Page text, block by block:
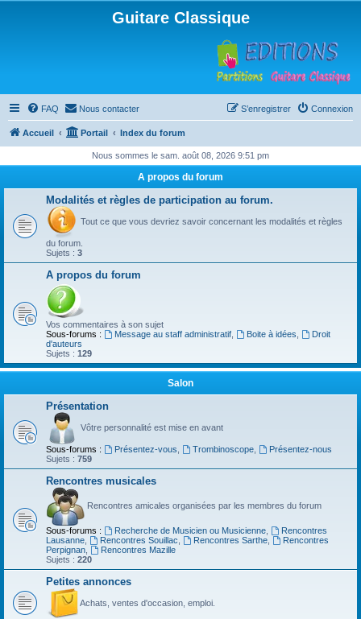
Guitare Classique
FAQ Nous contacter Connexion
S’enregistrer
Accueil Portail Index du forum
Nous sommes le sam. août 08, 2026 9:51 pm
A propos du forum
Modalités et règles de participation au forum.
Tout ce que vous devriez savoir concernant les modalités et règles
du forum.
Sujets : 3
A propos du forum
Vos commentaires à son sujet
Sous-forums :
Message au staff administratif, Boite à idées
Droit
d'auteurs
Sujets : 129
Salon
Présentation
Vôtre personnalité est mise en avant
Sous-forums : Présentez-vous Trombinoscope,
Présentez-nous
Sujets : 759
Rencontres musicales
Rencontres amicales organisées par les membres du forum
Sous-forums : Recherche de Musicien ou Musicienne,
Rencontres
Lausanne
Rencontres Souillac Rencontres Sarthe,
Rencontres
Perpignan
Rencontres Mazille
Sujets : 220
Petites annonces
Achats, ventes d'occasion, emploi.